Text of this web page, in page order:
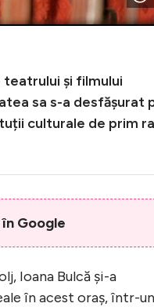
și filmului
sa s-a desfășurat
culturale de prim
Google
Ioana Bulcă și-a
în acest oraș, într-un